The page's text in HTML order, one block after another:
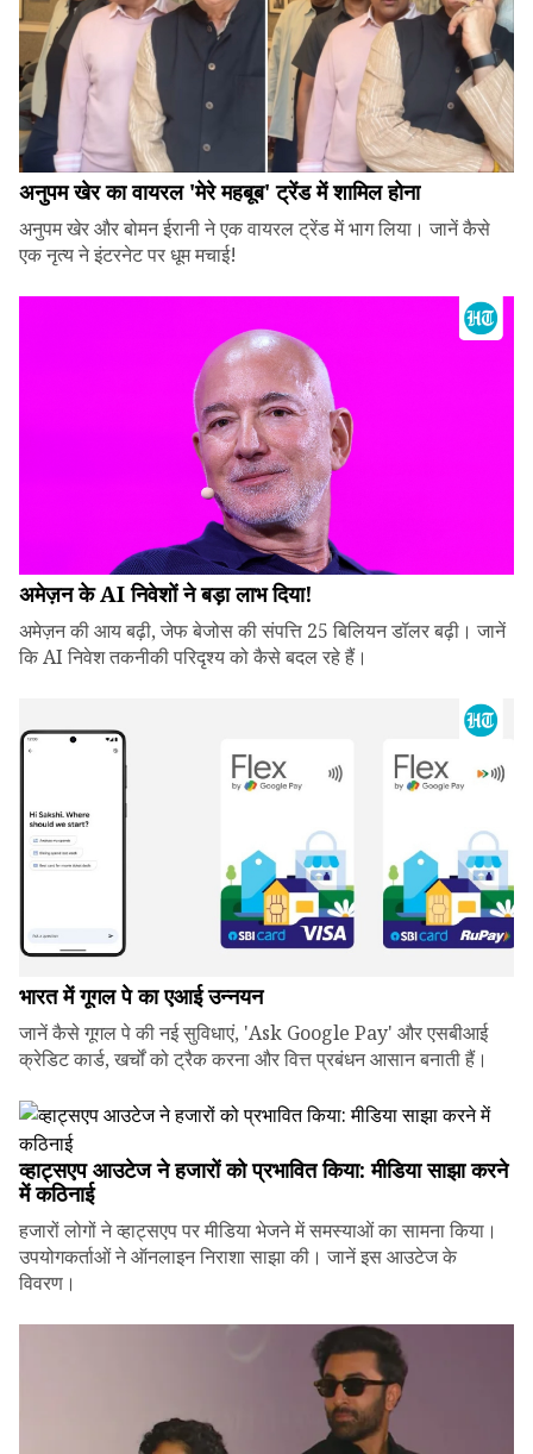
अनुपम खेर का वायरल 'मेरे महबूब' ट्रेंड में शामिल होना
अनुपम खेर और बोमन ईरानी ने एक वायरल ट्रेंड में भाग लिया। जानें कैसे
एक नृत्य ने इंटरनेट पर धूम मचाई!
अमेज़न के AI निवेशों ने बड़ा लाभ दिया!
अमेज़न की आय बढ़ी, जेफ बेजोस की संपत्ति 25 बिलियन डॉलर बढ़ी। जानें
कि AI निवेश तकनीकी परिदृश्य को कैसे बदल रहे हैं।
भारत में गूगल पे का एआई उन्नयन
जानें कैसे गूगल पे की नई सुविधाएं, 'Ask Google Pay' और एसबीआई
क्रेडिट कार्ड, खर्चों को ट्रैक करना और वित्त प्रबंधन आसान बनाती हैं।
व्हाट्सएप आउटेज ने हजारों को प्रभावित किया: मीडिया साझा करने
में कठिनाई
हजारों लोगों ने व्हाट्सएप पर मीडिया भेजने में समस्याओं का सामना किया।
उपयोगकर्ताओं ने ऑनलाइन निराशा साझा की। जानें इस आउटेज के
विवरण।